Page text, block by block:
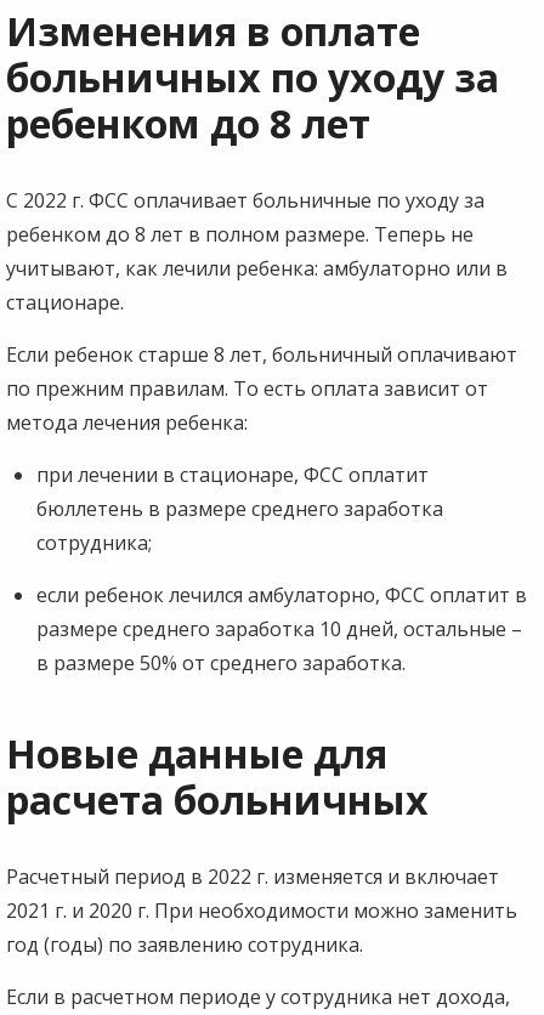
Изменения в оплате
больничных по уходу за
ребенком до 8 лет
С 2022 г. ФСС оплачивает больничные по уходу за
ребенком до 8 лет в полном размере. Теперь не
учитывают, как лечили ребенка: амбулаторно или в
стационаре.
Если ребенок старше 8 лет, больничный оплачивают
по прежним правилам. То есть оплата зависит от
метода лечения ребенка:
при лечении в стационаре, ФСС оплатит
бюллетень в размере среднего заработка
сотрудника;
если ребенок лечился амбулаторно, ФСС оплатит в
размере среднего заработка 10 дней, остальные –
в размере 50% от среднего заработка.
Новые данные для
расчета больничных
Расчетный период в 2022 г. изменяется и включает
2021 г. и 2020 г. При необходимости можно заменить
год (годы) по заявлению сотрудника.
Если в расчетном периоде у сотрудника нет дохода,